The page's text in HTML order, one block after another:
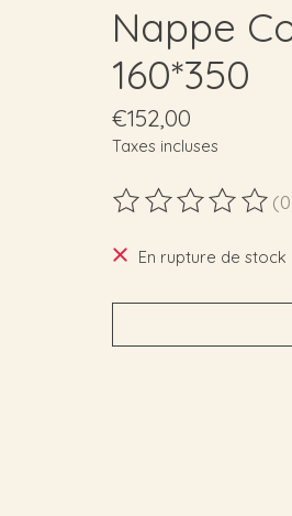
Nappe
160*350
€152,00
Taxes incluses
Ce produit est
En rupture de stock